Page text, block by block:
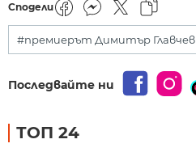
Сподели
#премиерът Димитър Главчев
Последвайте ни
ТОП 24